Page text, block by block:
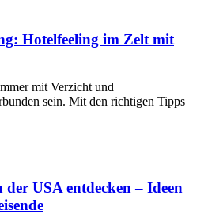
Hotelfeeling im Zelt mit
mit Verzicht und
sein. Mit den richtigen Tipps
der USA entdecken – Ideen